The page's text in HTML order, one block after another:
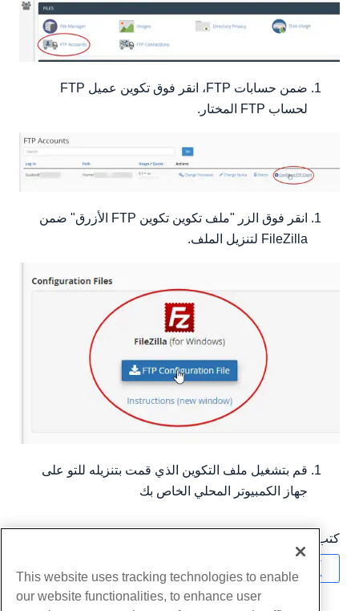
ضمن حسابات FTP، انقر فوق تكوين عميل FTP
لحساب FTP المختار.
انقر فوق الزر "ملف تكوين تكوين FTP الأزرق" ضمن
FileZilla لتنزيل الملف.
قم بتشغيل ملف التكوين الذي قمت بتنزيله للتو على
جهاز الكمبيوتر المحلي الخاص بك
كتب بواسطة
This website uses tracking technologies to enable
our website functionalities, to enhance user